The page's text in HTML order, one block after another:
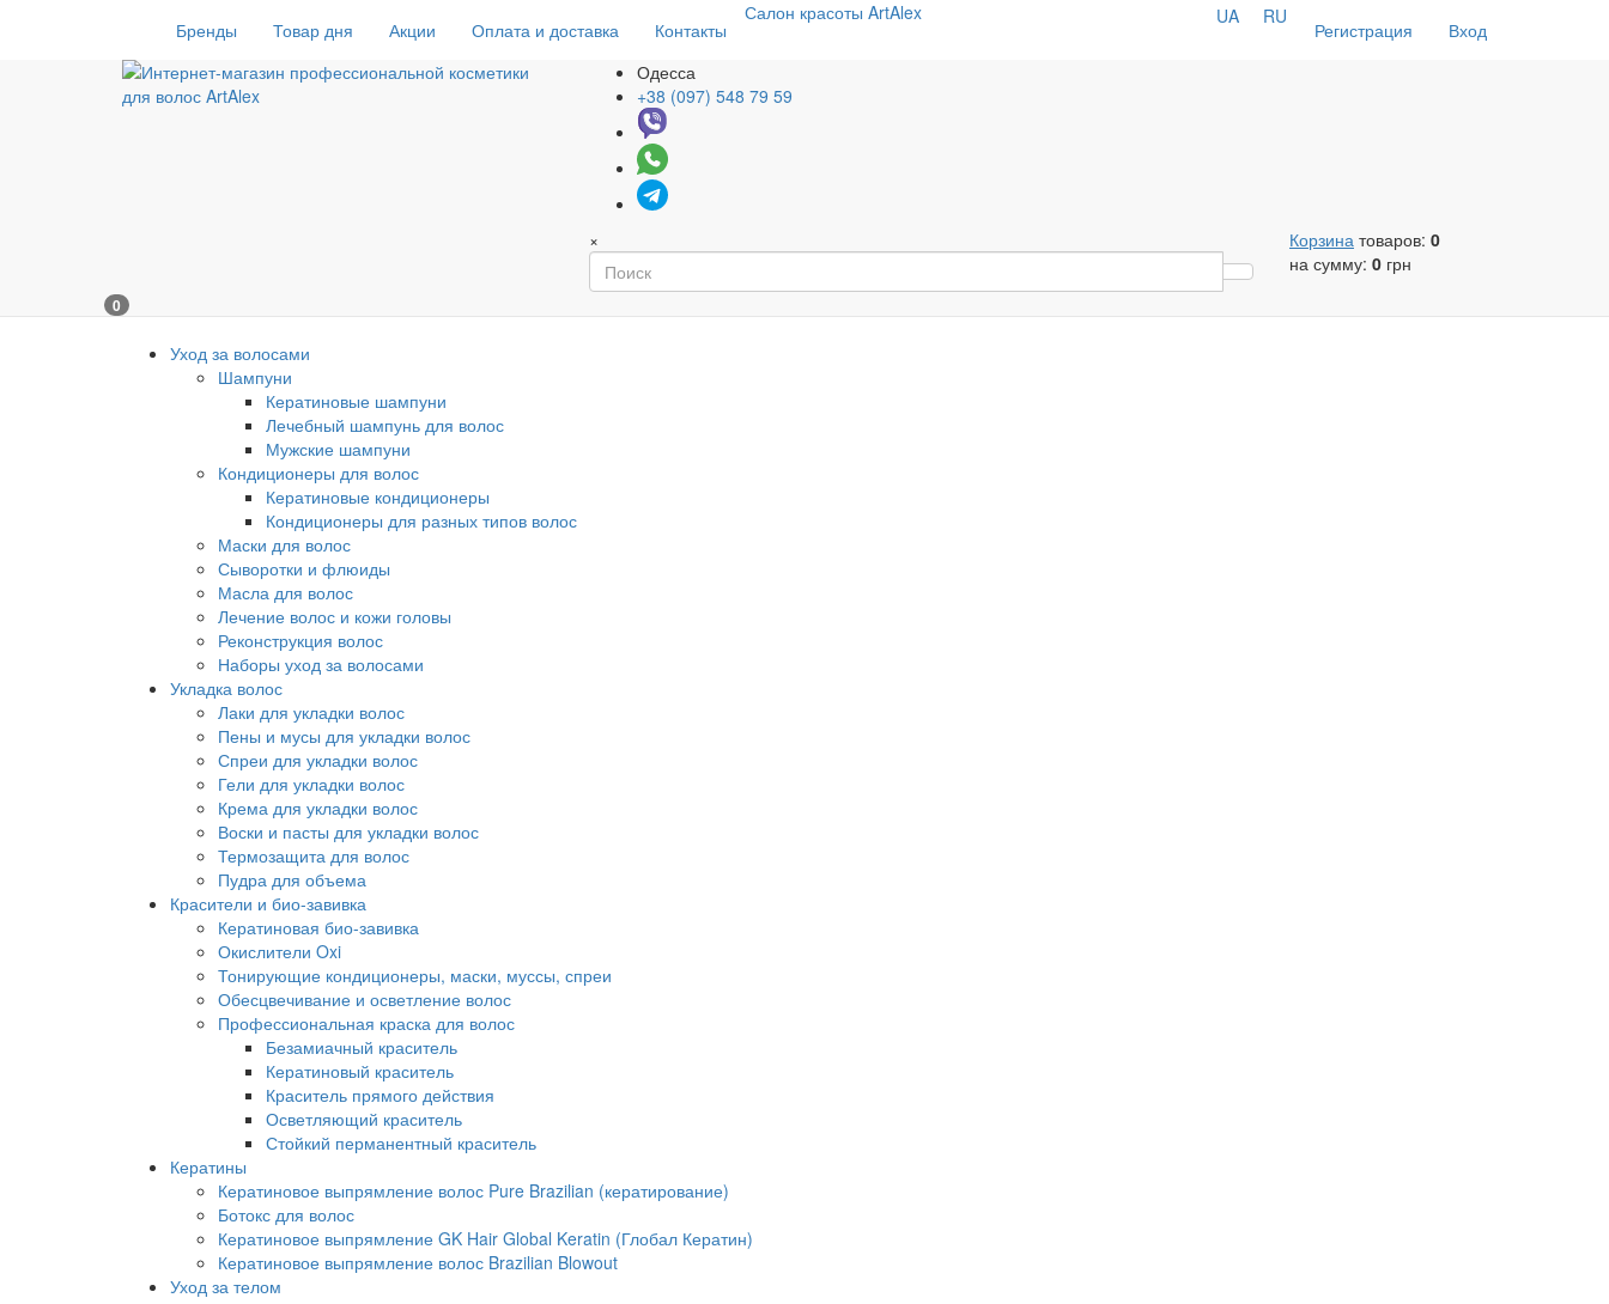
Бренды Товар дня Акции Оплата и доставка Контакты
Салон красоты ArtAlex
Регистрация Вход
UA RU
Одесса
+38 (097) 548 79 59
× Корзина товаров: 0
на сумму: 0 грн
0
Уход за волосами
Шампуни
Кератиновые шампуни
Лечебный шампунь для волос
Мужские шампуни
Кондиционеры для волос
Кератиновые кондиционеры
Кондиционеры для разных типов волос
Маски для волос
Сыворотки и флюиды
Масла для волос
Лечение волос и кожи головы
Реконструкция волос
Наборы уход за волосами
Укладка волос
Лаки для укладки волос
Пены и мусы для укладки волос
Спреи для укладки волос
Гели для укладки волос
Крема для укладки волос
Воски и пасты для укладки волос
Термозащита для волос
Пудра для объема
Красители и био-завивка
Кератиновая био-завивка
Окислители Oxi
Тонирующие кондиционеры, маски, муссы, спреи
Обесцвечивание и осветление волос
Профессиональная краска для волос
Безамиачный краситель
Кератиновый краситель
Краситель прямого действия
Осветляющий краситель
Стойкий перманентный краситель
Кератины
Кератиновое выпрямление волос Pure Brazilian (кератирование)
Ботокс для волос
Кератиновое выпрямление GK Hair Global Keratin (Глобал Кератин)
Кератиновое выпрямление волос Brazilian Blowout
Уход за телом